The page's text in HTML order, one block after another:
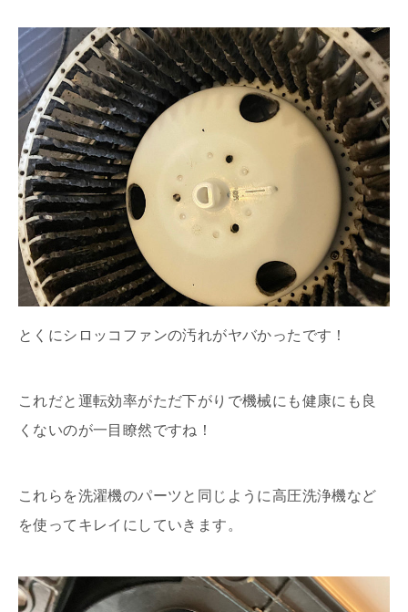
とくにシロッコファンの汚れがヤバかったです！
これだと運転効率がただ下がりで機械にも健康にも良
くないのが一目瞭然ですね！
これらを洗濯機のパーツと同じように高圧洗浄機など
を使ってキレイにしていきます。